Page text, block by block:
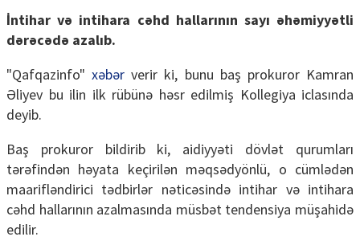
İntihar və intihara cəhd hallarının sayı əhəmiyyətli
dərəcədə azalıb.
"Qafqazinfo"xəbər verir ki, bunu baş prokuror Kamran
Əliyev bu ilin ilk rübünə həsr edilmiş Kollegiya iclasında
deyib.
Baş prokuror bildirib ki, aidiyyəti dövlət qurumları
tərəfindən həyata keçirilən məqsədyönlü, o cümlədən
maarifləndirici tədbirlər nəticəsində intihar və intihara
cəhd hallarının azalmasında müsbət tendensiya müşahidə
edilir.